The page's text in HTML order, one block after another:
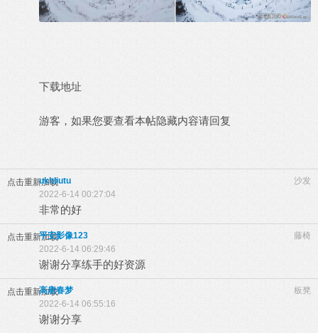
下载地址
游客，如果您要查看本帖隐藏内容请回复
点击重新加载 沙发
ukhliutu
2022-6-14 00:27:04
非常的好
点击重新加载 藤椅
平安影像123
2022-6-14 06:29:46
谢谢分享练手的好资源
点击重新加载 板凳
高唐春梦
2022-6-14 06:55:16
谢谢分享